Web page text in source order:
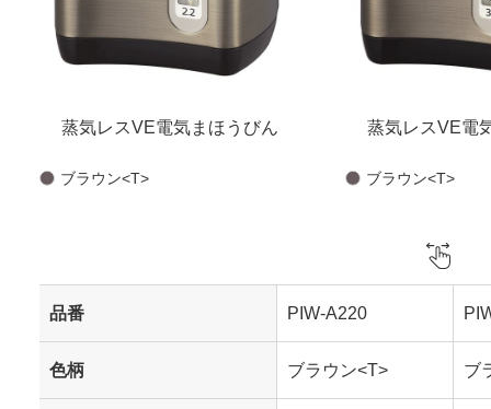
蒸気レスVE電気まほうびん
ブラウン<T>
蒸気レスVE電
ブラウン<T>
品番 PIW-A220
色柄 ブラウン<T> ブ